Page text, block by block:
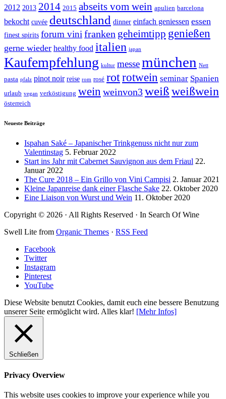
2012 2013 2014 2015 abseits vom wein apulien barcelona
bekocht cuvée deutschland dinner einfach geniessen essen
finest spirits forum vinifranken geheimtipp genießen
gerne wieder healthy food italien japan
Kaufempfehlung kultur messemünchen Nett
pasta pfalz pinot noir reise rom rosé rotrotwein seminar Spanien
urlaub vegan verköstigung wein weinvon3weißweißwein
österreich
Neueste Beiträge
Ispahan Saké – Japanischer Trinkgenuss nicht nur zum
Valentinstag 5. Februar 2022
Start ins Jahr mit Cabernet Sauvignon aus dem Friaul 22.
Januar 2022
The Cure 2018 – Ein Grillo von Vini Campisi 2. Januar 2021
Kleine Japanreise dank einer Flasche Sake 22. Oktober 2020
Eine Liaison von Wurst und Wein 11. Oktober 2020
Copyright © 2026 · All Rights Reserved · In Search Of Wine
Swell Lite from Organic Themes · RSS Feed
Facebook
Twitter
Instagram
Pinterest
YouTube
Diese Website benutzt Cookies, damit euch eine bessere Benutzung
unserer Seite ermöglicht wird. Alles klar! [Mehr Infos]
Schließen
Privacy Overview
This website uses cookies to improve your experience while you